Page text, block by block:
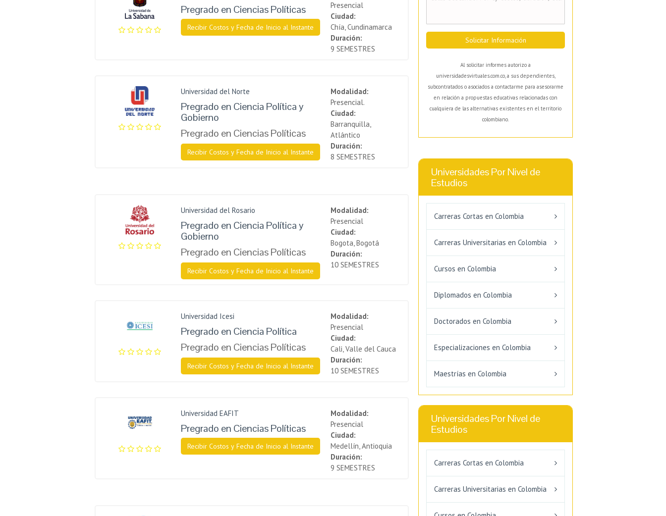
Pregrado en Ciencias Políticas
Recibir Costos y Fecha de Inicio al Instante
Presencial
Ciudad:
Chía, Cundinamarca
Duración:
9 SEMESTRES
Universidad del Norte
Pregrado en Ciencia Política y
Gobierno
Pregrado en Ciencias Políticas
Recibir Costos y Fecha de Inicio al Instante
Modalidad:
Presencial.
Ciudad:
Barranquilla,
Atlántico
Duración:
8 SEMESTRES
Universidad del Rosario
Pregrado en Ciencia Política y
Gobierno
Pregrado en Ciencias Políticas
Recibir Costos y Fecha de Inicio al Instante
Modalidad:
Presencial
Ciudad:
Bogota, Bogotá
Duración:
10 SEMESTRES
Universidad Icesi
Pregrado en Ciencia Política
Pregrado en Ciencias Políticas
Recibir Costos y Fecha de Inicio al Instante
Modalidad:
Presencial
Ciudad:
Cali, Valle del Cauca
Duración:
10 SEMESTRES
Universidad EAFIT
Pregrado en Ciencias Políticas
Recibir Costos y Fecha de Inicio al Instante
Modalidad:
Presencial
Ciudad:
Medellín, Antioquia
Duración:
9 SEMESTRES
Solicitar Información
Al solicitar informes autorizo a
universidadesvirtuales.com.co, a sus dependientes,
subcontratados o asociados a contactarme para asesorarme
en relación a propuestas educativas relacionadas con
cualquiera de las alternativas existentes en el territorio
colombiano.
Universidades Por Nivel de
Estudios
Carreras Cortas en Colombia
Carreras Universitarias en Colombia
Cursos en Colombia
Diplomados en Colombia
Doctorados en Colombia
Especializaciones en Colombia
Maestrías en Colombia
Universidades Por Nivel de
Estudios
Carreras Cortas en Colombia
Carreras Universitarias en Colombia